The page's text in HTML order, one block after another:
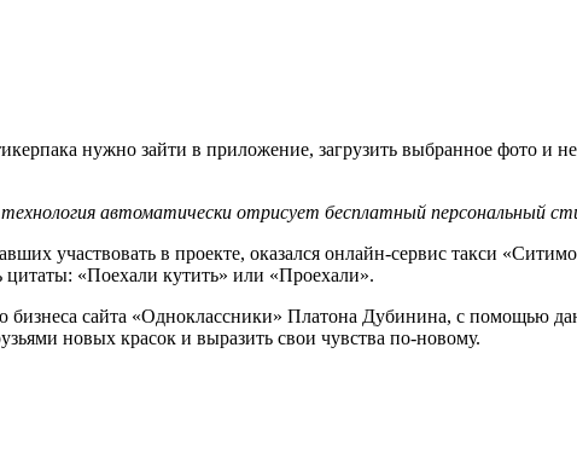
нужно зайти в приложение, загрузить выбранное фото и
технология автоматически отрисует бесплатный персональный
участвовать в проекте, оказался онлайн-сервис такси
цитаты: «Поехали кутить» или «Проехали».
сайта «Одноклассники» Платона Дубинина, с помощью
новых красок и выразить свои чувства по-новому.